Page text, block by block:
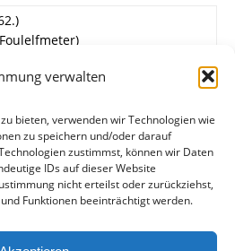
verwalten
bieten, verwenden wir Technologien wie
zu speichern und/oder darauf
zustimmst, können wir Daten
IDs auf dieser Website
nicht erteilst oder zurückziehst,
Funktionen beeinträchtigt werden.
May, Fuchs, Diesperger,
Lomb (33. Vowinkel),